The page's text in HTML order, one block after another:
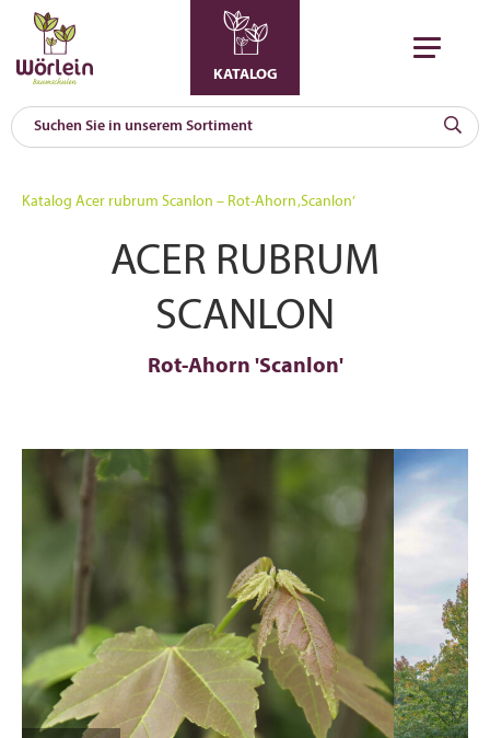
KATALOG
Katalog Acer rubrum Scanlon – Rot-Ahorn ‚Scanlon‘
ACER RUBRUM
SCANLON
Rot-Ahorn 'Scanlon'